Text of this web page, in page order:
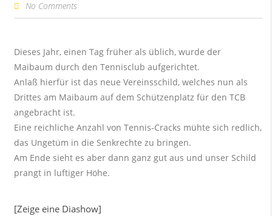
No Comments
Dieses Jahr, einen Tag früher als üblich, wurde der
Maibaum durch den Tennisclub aufgerichtet.
Anlaß hierfür ist das neue Vereinsschild, welches nun als
Drittes am Maibaum auf dem Schützenplatz für den TCB
angebracht ist.
Eine reichliche Anzahl von Tennis-Cracks mühte sich redlich,
das Ungetüm in die Senkrechte zu bringen.
Am Ende sieht es aber dann ganz gut aus und unser Schild
prangt in luftiger Höhe.
[Zeige eine Diashow]